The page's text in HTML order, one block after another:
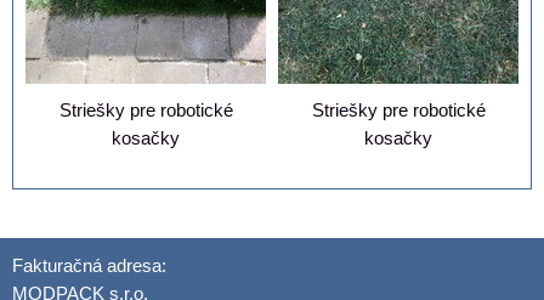
Striešky pre robotické
kosačky
Striešky pre robotické
kosačky
Fakturačná adresa:
MODPACK s.r.o.